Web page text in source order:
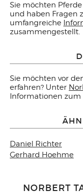
Sie möchten
und haben Fragen
umfangreiche
zusammengestellt.
Sie möchten vor
erfahren? Unter
Informationen zum
Daniel Richter
Gerhard Hoehme
NORBERT